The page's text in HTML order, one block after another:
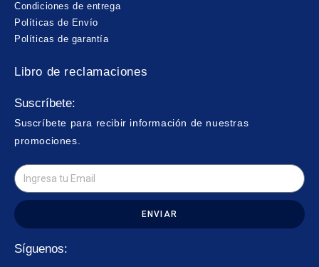
Condiciones de entrega
Políticas de Envío
Políticas de garantía
Libro de reclamaciones
Suscríbete:
Suscríbete para recibir información de nuestras
promociones.
ENVIAR
Síguenos: